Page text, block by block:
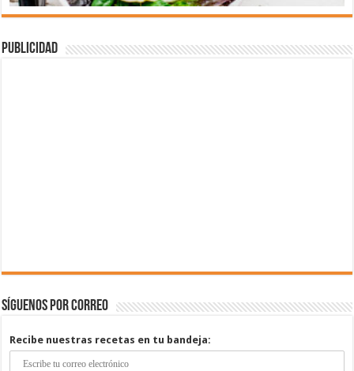
Publicidad
Síguenos por correo
Recibe nuestras recetas en tu bandeja: